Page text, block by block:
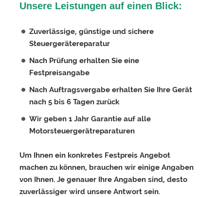
Unsere Leistungen auf einen Blick:
Zuverlässige, günstige und sichere
Steuergerätereparatur
Nach Prüfung erhalten Sie eine
Festpreisangabe
Nach Auftragsvergabe erhalten Sie Ihre Gerät
nach 5 bis 6 Tagen zurück
Wir geben 1 Jahr Garantie auf alle
Motorsteuergerätreparaturen
Um Ihnen ein konkretes Festpreis Angebot
machen zu können, brauchen wir einige Angaben
von Ihnen. Je genauer Ihre Angaben sind, desto
zuverlässiger wird unsere Antwort sein.